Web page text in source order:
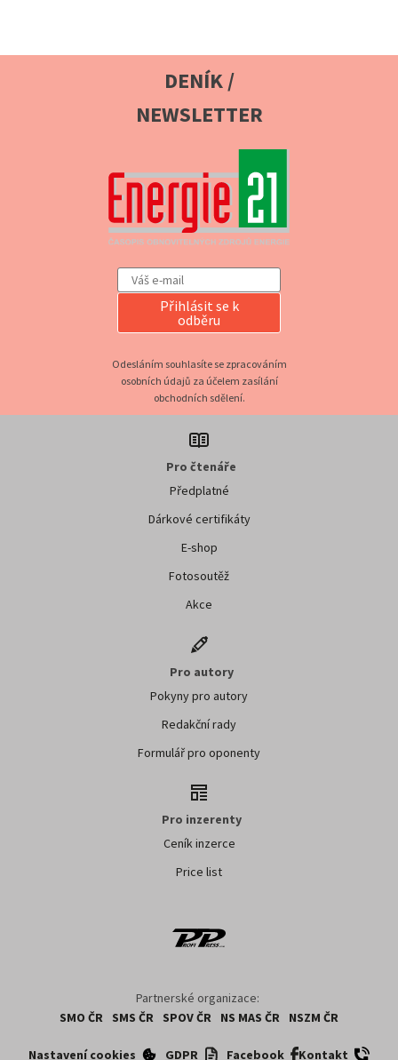
DENÍK /
NEWSLETTER
Přihlásit se k
odběru
Odesláním souhlasíte se zpracováním
osobních údajů za účelem zasílání
obchodních sdělení.
Pro čtenáře
Předplatné
Dárkové certifikáty
E-shop
Fotosoutěž
Akce
Pro autory
Pokyny pro autory
Redakční rady
Formulář pro oponenty
Pro inzerenty
Ceník inzerce
Price list
Partnerské organizace:
SMO ČR
SMS ČR SPOV ČR NS MAS ČR NSZM ČR
Nastavení cookies GDPR Facebook Kontakt